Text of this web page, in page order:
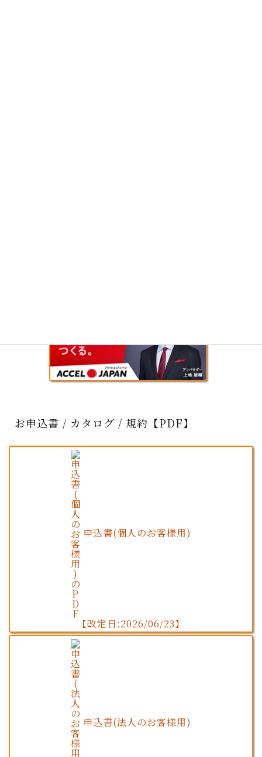
お申込書 / カタログ / 規約【PDF】
申込書(個人のお客様用)
【改定日:2026/06/23】
申込書(法人のお客様用)